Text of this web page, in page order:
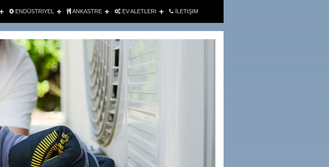
ENDÜSTRIYEL ANKASTRE EV ALETLERI İLETIŞIM